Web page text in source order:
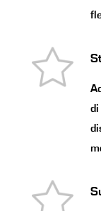
di